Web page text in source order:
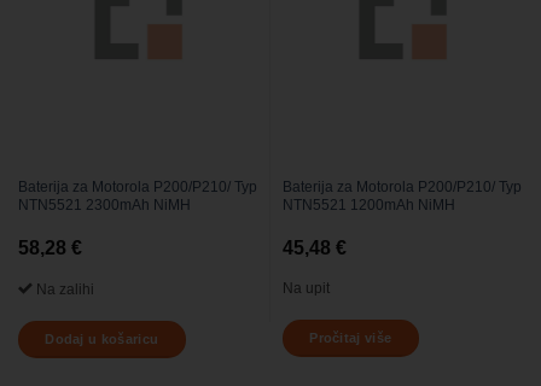
Baterija za Motorola P200/P210/ Typ
NTN5521 2300mAh NiMH
58,28 €
Na zalihi
Dodaj u košaricu
Baterija za Motorola P200/P210/ Typ
NTN5521 1200mAh NiMH
45,48 €
Na upit
Pročitaj više